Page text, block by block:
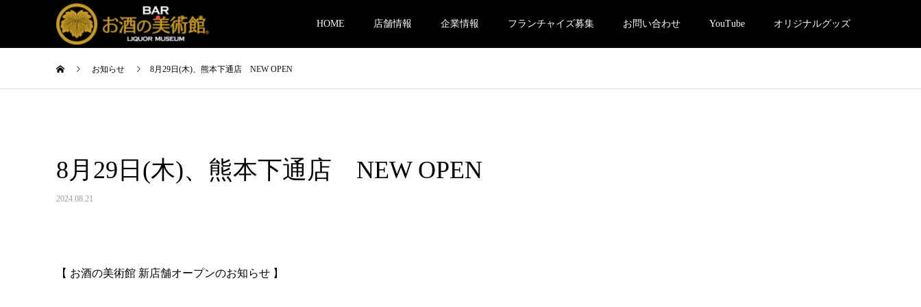
HOME 店舗情報 企業情報 フランチャイズ募集 お問い合わせ YouTube オリジナルグッズ
お知らせ 8月29日(木)、熊本下通店 NEW OPEN
8月29日(木)、熊本下通店 NEW OPEN
2024.08.21
【 お酒の美術館 新店舗オープンのお知らせ 】